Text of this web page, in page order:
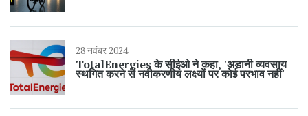
28 नवंबर 2024
TotalEnergies के सीईओ ने कहा, 'अडानी व्यवसाय
स्थगित करने से नवीकरणीय लक्ष्यों पर कोई प्रभाव नहीं'